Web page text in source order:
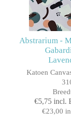
Abstrarium -
Katoen
€5,75 incl.
€23,00